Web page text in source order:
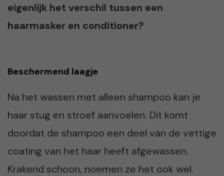
eigenlijk het verschil tussen een
haarmasker en conditioner?
Beschermend laagje
Na het wassen met alleen shampoo kan je
haar stug en stroef aanvoelen. Dit komt
doordat de shampoo een deel van de vettige
coating van het haar heeft afgewassen.
Krakend schoon, noemen ze het ook wel.